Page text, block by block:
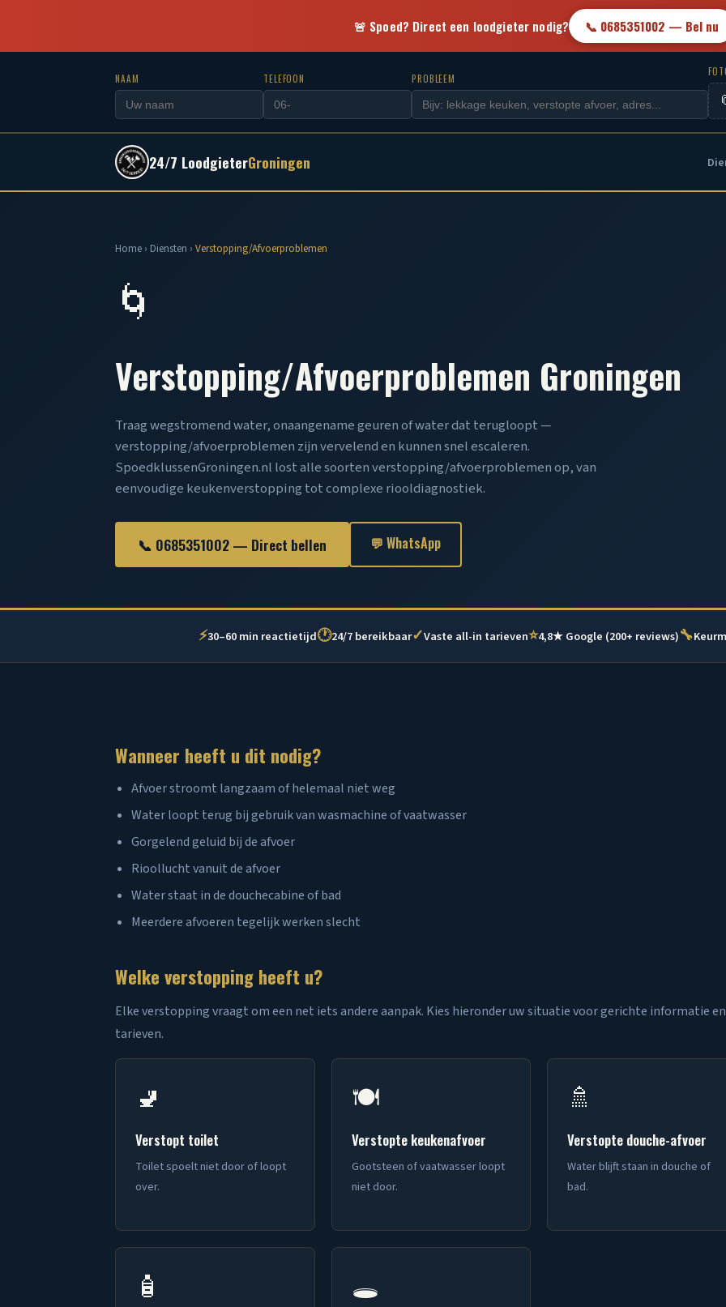
🚨 Spoed? Direct een loodgieter nodig? 📞 0685351002 — Bel nu
NAAM TELEFOON PROBLEEM
24/7 LoodgieterGroningen
Home › Diensten › Verstopping/Afvoerproblemen
🌀
Verstopping/Afvoerproblemen Groningen
Traag wegstromend water, onaangename geuren of water dat terugloopt —
verstopping/afvoerproblemen zijn vervelend en kunnen snel escaleren.
SpoedklussenGroningen.nl lost alle soorten verstopping/afvoerproblemen op, van
eenvoudige keukenverstopping tot complexe riooldiagnostiek.
📞 0685351002 — Direct bellen 💬 WhatsApp
⚡30–60 min reactietijd🕐24/7 bereikbaar✓Vaste all-in tarieven⭐4,8★ Google (200+ reviews)🔧
Wanneer heeft u dit nodig?
Afvoer stroomt langzaam of helemaal niet weg
Water loopt terug bij gebruik van wasmachine of vaatwasser
Gorgelend geluid bij de afvoer
Rioollucht vanuit de afvoer
Water staat in de douchecabine of bad
Meerdere afvoeren tegelijk werken slecht
Welke verstopping heeft u?
Elke verstopping vraagt om een net iets andere aanpak. Kies hieronder uw situatie voor gerichte informatie en
tarieven.
🚽
Verstopt toilet
Toilet spoelt niet door of loopt
over.
🍽️
Verstopte keukenafvoer
Gootsteen of vaatwasser loopt
niet door.
🚿
Verstopte douche-afvoer
Water blijft staan in douche of
bad.
🧴 🕳️